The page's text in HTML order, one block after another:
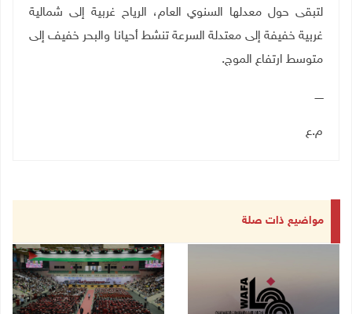
لتبقى حول معدلها السنوي العام، الرياح غربية إلى شمالية
غربية خفيفة إلى معتدلة السرعة تنشط أحيانا والبحر خفيف إلى
متوسط ارتفاع الموج.
ـــــ
م.ع
مواضيع ذات صلة